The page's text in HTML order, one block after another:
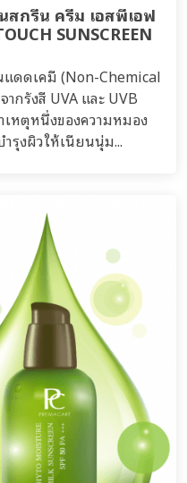
สกรีน ครีม เอสพีเอฟ
SUNSCREEN
ดดเคมี (Non-Chemical
กรังสี UVA และ UVB
เหตุหนึ่งของความหมอง
รุงผิวให้เนียนนุ่ม...